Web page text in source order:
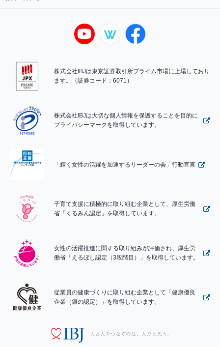
株式会社IBJは東京証券取引所プライム市場に上場しており
ます。（証券コード：6071）
株式会社IBJは大切な個人情報を保護することを目的に
プライバシーマークを取得しています。
「輝く女性の活躍を加速するリーダーの会」行動宣言
子育て支援に積極的に取り組む企業として、厚生労働
省「くるみん認定」を取得しています。
女性の活躍推進に関する取り組みが評価され、厚生労
働省「えるぼし認定（3段階目）」を取得しています。
従業員の健康づくりに取り組む企業として「健康優良
企業（銀の認定）」を取得しています。